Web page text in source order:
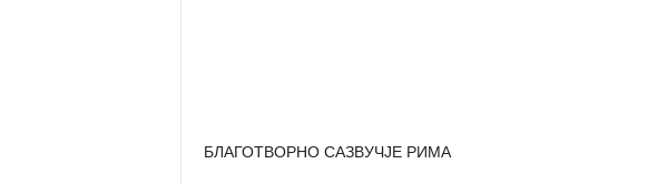
БЛАГОТВОРНО САЗВУЧЈЕ РИМА